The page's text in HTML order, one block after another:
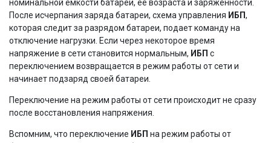
номинальной емкости батареи, ее возраста и заряженности.
После исчерпания заряда батареи, схема управления ИБП,
которая следит за разрядом батареи, подает команду на
отключение нагрузки. Если через некоторое время
напряжение в сети становится нормальным, ИБП с
переключением возвращается в режим работы от сети и
начинает подзаряд своей батареи.
Переключение на режим работы от сети происходит не сразу
после восстановления напряжения.
Вспомним, что переключение ИБП на режим работы от